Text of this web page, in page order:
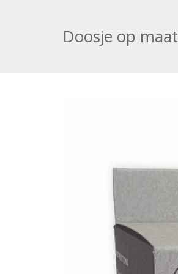
Doosje op maat